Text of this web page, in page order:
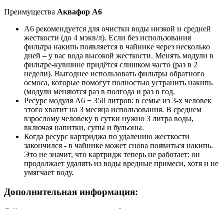
Преимущества Аквафор А6
А6 рекомендуется для очистки воды низкой и средней
жесткости (до 4 мэкв/л). Если без использования
фильтра накипь появляется в чайнике через несколько
дней – у вас вода высокой жесткости. Менять модули в
фильтре-кувшине придётся слишком часто (раз в 2
недели). Выгоднее использовать фильтры обратного
осмоса, которые помогут полностью устранить накипь
(модули меняются раз в полгода и раз в год.
Ресурс модуля А6 − 350 литров: в семье из 3-х человек
этого хватит на 3 месяца использования. В среднем
взрослому человеку в сутки нужно 3 литра воды,
включая напитки, супы и бульоны.
Когда ресурс картриджа по удалению жесткости
закончился - в чайнике может снова появиться накипь.
Это не значит, что картридж теперь не работает: он
продолжает удалять из воды вредные примеси, хотя и не
умягчает воду.
Дополнительная информация: